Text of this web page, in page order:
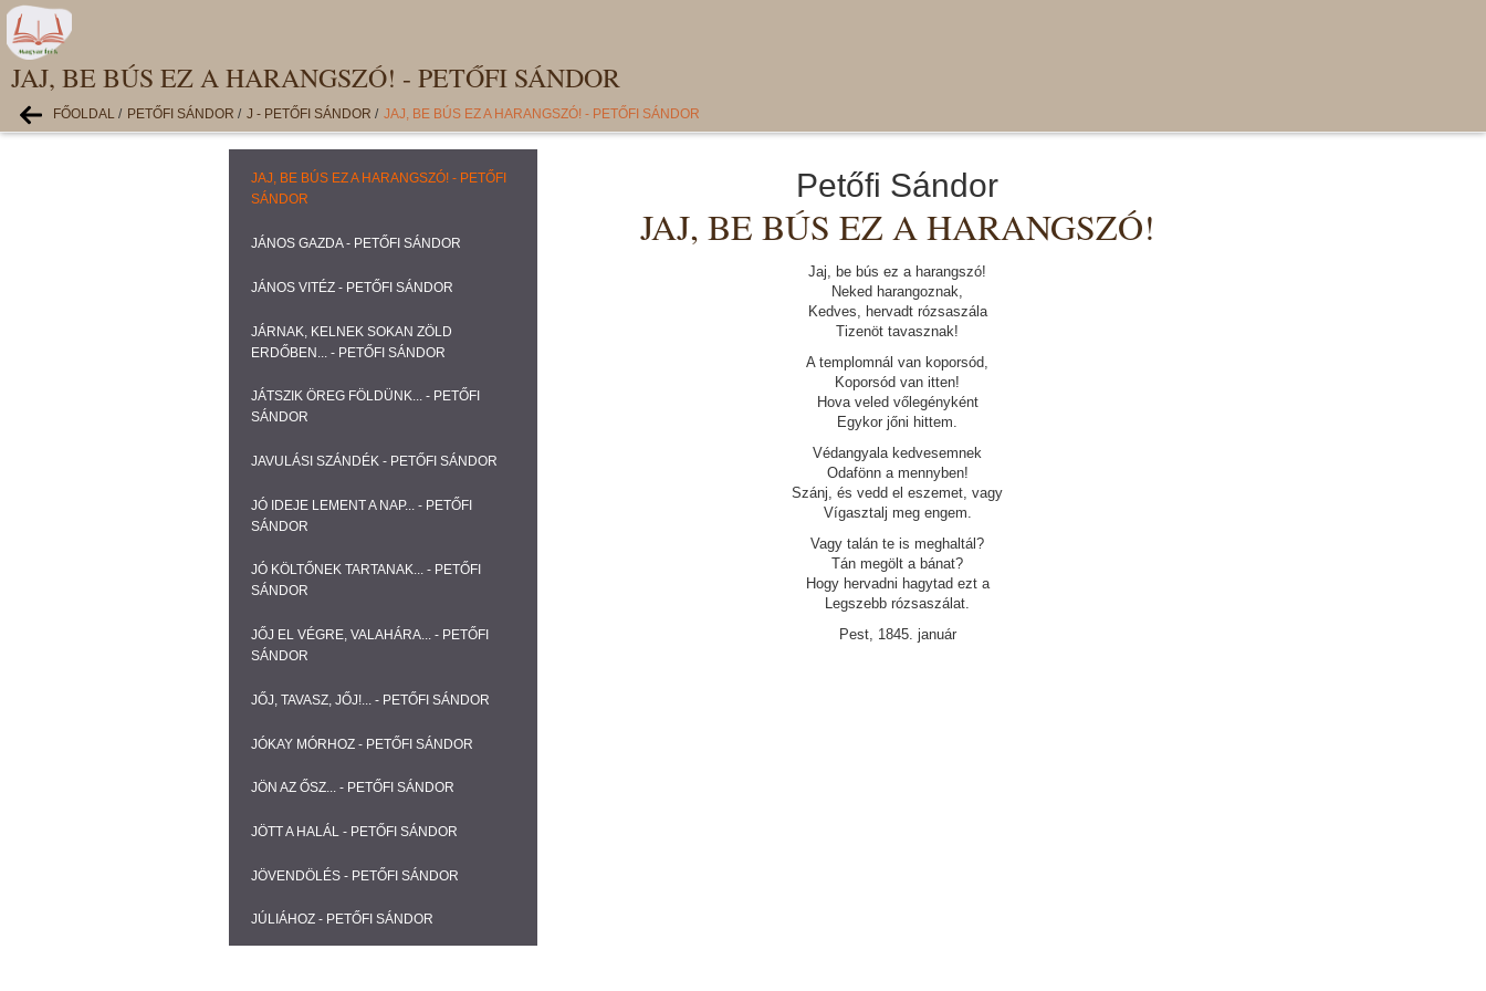
JAJ, BE BÚS EZ A HARANGSZÓ! - PETŐFI SÁNDOR
FŐOLDAL / PETŐFI SÁNDOR / J - PETŐFI SÁNDOR / JAJ, BE BÚS EZ A HARANGSZÓ! - PETŐFI SÁNDOR
JAJ, BE BÚS EZ A HARANGSZÓ! - PETŐFI
SÁNDOR
JÁNOS GAZDA - PETŐFI SÁNDOR
JÁNOS VITÉZ - PETŐFI SÁNDOR
JÁRNAK, KELNEK SOKAN ZÖLD
ERDŐBEN... - PETŐFI SÁNDOR
JÁTSZIK ÖREG FÖLDÜNK... - PETŐFI
SÁNDOR
JAVULÁSI SZÁNDÉK - PETŐFI SÁNDOR
JÓ IDEJE LEMENT A NAP... - PETŐFI
SÁNDOR
JÓ KÖLTŐNEK TARTANAK... - PETŐFI
SÁNDOR
JŐJ EL VÉGRE, VALAHÁRA... - PETŐFI
SÁNDOR
JŐJ, TAVASZ, JŐJ!... - PETŐFI SÁNDOR
JÓKAY MÓRHOZ - PETŐFI SÁNDOR
JÖN AZ ŐSZ... - PETŐFI SÁNDOR
JÖTT A HALÁL - PETŐFI SÁNDOR
JÖVENDÖLÉS - PETŐFI SÁNDOR
JÚLIÁHOZ - PETŐFI SÁNDOR
Petőfi Sándor
JAJ, BE BÚS EZ A HARANGSZÓ!
Jaj, be bús ez a harangszó!
Neked harangoznak,
Kedves, hervadt rózsaszála
Tizenöt tavasznak!
A templomnál van koporsód,
Koporsód van itten!
Hova veled vőlegényként
Egykor jőni hittem.
Védangyala kedvesemnek
Odafönn a mennyben!
Szánj, és vedd el eszemet, vagy
Vígasztalj meg engem.
Vagy talán te is meghaltál?
Tán megölt a bánat?
Hogy hervadni hagytad ezt a
Legszebb rózsaszálat.
Pest, 1845. január